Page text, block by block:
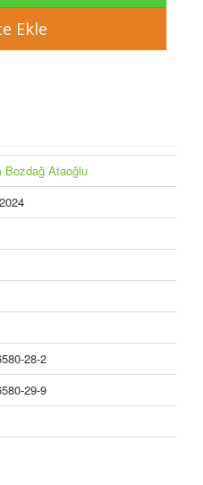
Bozdağ Ataoğlu
28-2
29-9